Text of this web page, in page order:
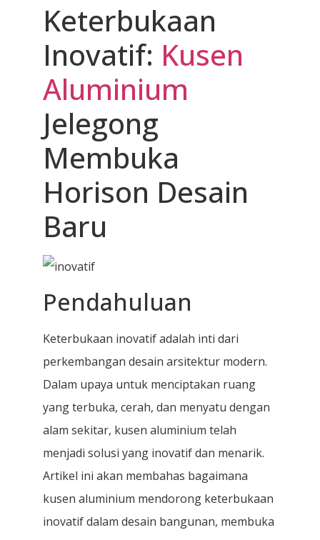
Keterbukaan
Inovatif: Kusen
Aluminium
Jelegong
Membuka
Horison Desain
Baru
Pendahuluan
Keterbukaan inovatif adalah inti dari
perkembangan desain arsitektur modern.
Dalam upaya untuk menciptakan ruang
yang terbuka, cerah, dan menyatu dengan
alam sekitar, kusen aluminium telah
menjadi solusi yang inovatif dan menarik.
Artikel ini akan membahas bagaimana
kusen aluminium mendorong keterbukaan
inovatif dalam desain bangunan, membuka